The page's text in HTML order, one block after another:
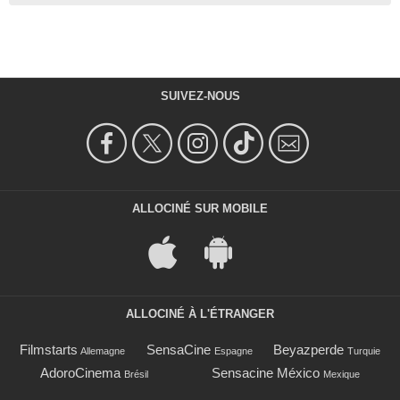
SUIVEZ-NOUS
ALLOCINÉ SUR MOBILE
ALLOCINÉ À L'ÉTRANGER
Filmstarts Allemagne SensaCine Espagne Beyazperde Turquie
AdoroCinema Brésil Sensacine México Mexique